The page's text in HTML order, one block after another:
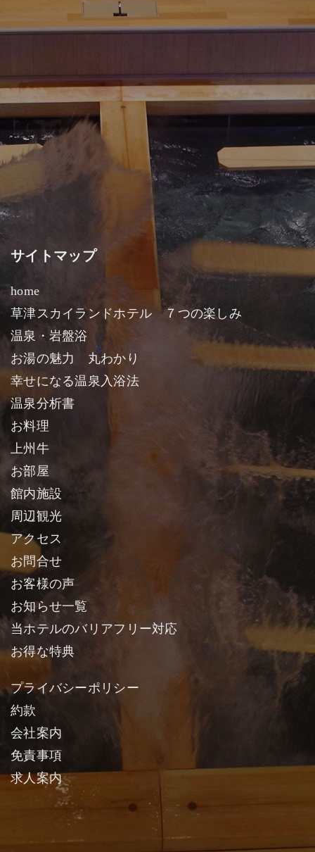
サイトマップ
home
草津スカイランドホテル ７つの楽しみ
温泉・岩盤浴
お湯の魅力 丸わかり
幸せになる温泉入浴法
温泉分析書
お料理
上州牛
お部屋
館内施設
周辺観光
アクセス
お問合せ
お客様の声
お知らせ一覧
当ホテルのバリアフリー対応
お得な特典
プライバシーポリシー
約款
会社案内
免責事項
求人案内